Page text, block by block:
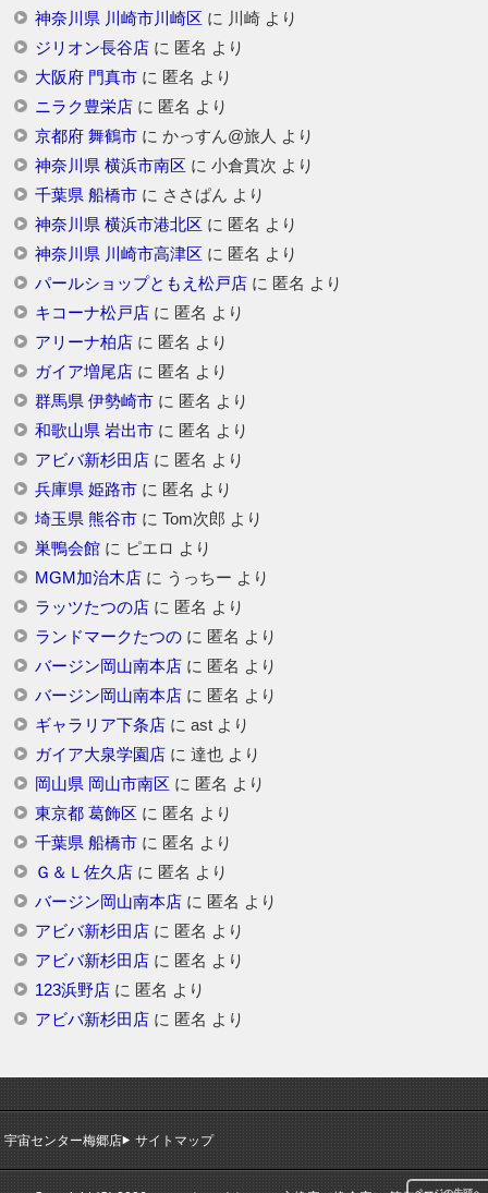
神奈川県 川崎市川崎区 に 川崎より
ジリオン長谷店に 匿名 より
大阪府 門真市に 匿名 より
ニラク豊栄店に 匿名 より
京都府 舞鶴市に かっすん@旅人 より
神奈川県 横浜市南区 に 小倉貫次 より
千葉県 船橋市に ささぱん より
神奈川県 横浜市港北区 に 匿名 より
神奈川県 川崎市高津区 に 匿名 より
パールショップともえ松戸店に 匿名 より
キコーナ松戸店に 匿名 より
アリーナ柏店に 匿名 より
ガイア増尾店に 匿名 より
群馬県 伊勢崎市に 匿名 より
和歌山県 岩出市に 匿名 より
アビバ新杉田店に 匿名 より
兵庫県 姫路市に 匿名 より
埼玉県 熊谷市に Tom次郎 より
巣鴨会館に ピエロ より
MGM加治木店に うっちー より
ラッツたつの店に 匿名 より
ランドマークたつのに 匿名 より
バージン岡山南本店に 匿名 より
バージン岡山南本店に 匿名 より
ギャラリア下条店に astより
ガイア大泉学園店に 達也より
岡山県 岡山市南区 に 匿名 より
東京都 葛飾区 に 匿名 より
千葉県 船橋市に 匿名 より
Ｇ＆Ｌ佐久店に 匿名 より
バージン岡山南本店に 匿名 より
アビバ新杉田店に 匿名 より
アビバ新杉田店に 匿名 より
123浜野店に 匿名 より
アビバ新杉田店に 匿名 より
宇宙センター梅郷店 サイトマップ